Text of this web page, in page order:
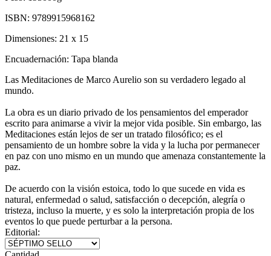
ISBN: 9789915968162
Dimensiones: 21 x 15
Encuadernación: Tapa blanda
Las Meditaciones de Marco Aurelio son su verdadero legado al
mundo.
La obra es un diario privado de los pensamientos del emperador
escrito para animarse a vivir la mejor vida posible. Sin embargo, las
Meditaciones están lejos de ser un tratado filosófico; es el
pensamiento de un hombre sobre la vida y la lucha por permanecer
en paz con uno mismo en un mundo que amenaza constantemente la
paz.
De acuerdo con la visión estoica, todo lo que sucede en vida es
natural, enfermedad o salud, satisfacción o decepción, alegría o
tristeza, incluso la muerte, y es solo la interpretación propia de los
eventos lo que puede perturbar a la persona.
Editorial: